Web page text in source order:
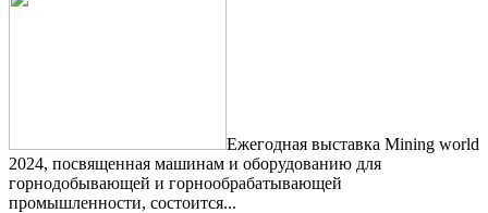
Ежегодная выставка Mining world
2024, посвященная машинам и оборудованию для
горнодобывающей и горнообрабатывающей
промышленности, состоится...